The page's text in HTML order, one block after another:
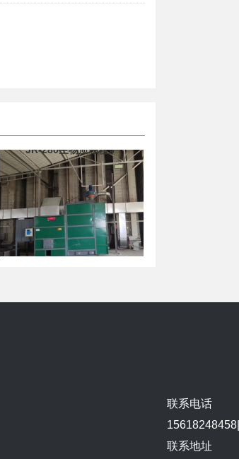
JR-280生物质颗粒炉
联系电话
联系地址